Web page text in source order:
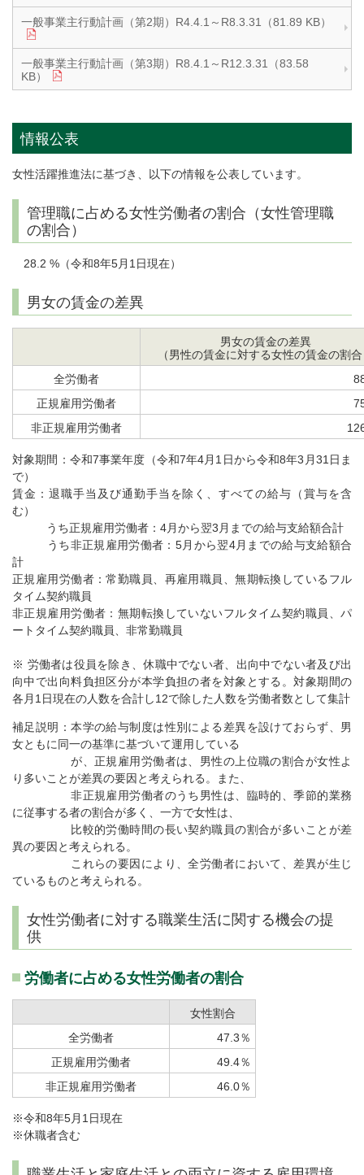
一般事業主行動計画（第2期）R4.4.1～R8.3.31（81.89 KB）
一般事業主行動計画（第3期）R8.4.1～R12.3.31（83.58
KB）
情報公表
女性活躍推進法に基づき、以下の情報を公表しています。
管理職に占める女性労働者の割合（女性管理職
の割合）
28.2 %（令和8年5月1日現在）
男女の賃金の差異
男女の賃金の差異
（男性の賃金に対する女性の賃金の割
全労働者
正規雇用労働者
非正規雇用労働者
対象期間：令和7事業年度（令和7年4月1日から令和8年3月31日ま
で）
賃金：退職手当及び通勤手当を除く、すべての給与（賞与を含
む）
うち正規雇用労働者：4月から翌3月までの給与支給額合計
うち非正規雇用労働者：5月から翌4月までの給与支給額合
計
正規雇用労働者：常勤職員、再雇用職員、無期転換しているフル
タイム契約職員
非正規雇用労働者：無期転換していないフルタイム契約職員、パ
ートタイム契約職員、非常勤職員
※ 労働者は役員を除き、休職中でない者、出向中でない者及び出
向中で出向料負担区分が本学負担の者を対象とする。対象期間の
各月1日現在の人数を合計し12で除した人数を労働者数として集計
補足説明：本学の給与制度は性別による差異を設けておらず、男
女ともに同一の基準に基づいて運用している
が、正規雇用労働者は、男性の上位職の割合が女性よ
り多いことが差異の要因と考えられる。また、
非正規雇用労働者のうち男性は、臨時的、季節的業務
に従事する者の割合が多く、一方で女性は、
比較的労働時間の長い契約職員の割合が多いことが差
異の要因と考えられる。
これらの要因により、全労働者において、差異が生じ
ているものと考えられる。
女性労働者に対する職業生活に関する機会の提
供
労働者に占める女性労働者の割合
女性割合
全労働者
47.3％
正規雇用労働者
49.4％
非正規雇用労働者
46.0％
※令和8年5月1日現在
※休職者含む